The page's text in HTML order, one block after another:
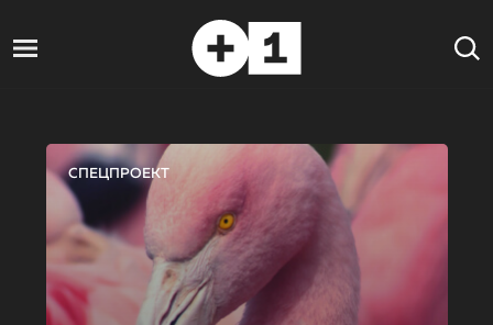
СПЕЦПРОЕКТ